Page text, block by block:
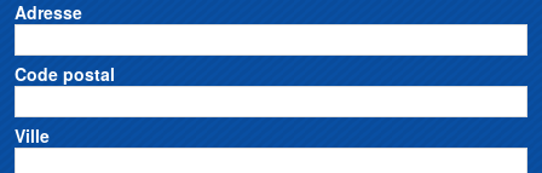
Adresse
Code postal
Ville